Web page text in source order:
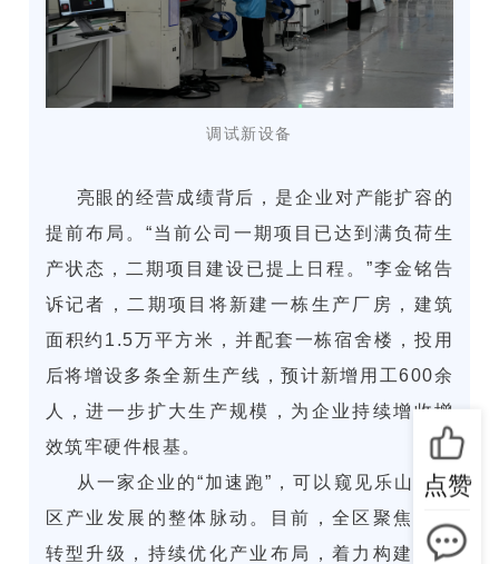
调试新设备
亮眼的经营成绩背后，是企业对产能扩容的
提前布局。“当前公司一期项目已达到满负荷生
产状态，二期项目建设已提上日程。”李金铭告
诉记者，二期项目将新建一栋生产厂房，建筑
面积约1.5万平方米，并配套一栋宿舍楼，投用
后将增设多条全新生产线，预计新增用工600余
人，进一步扩大生产规模，为企业持续增收增
效筑牢硬件根基。
从一家企业的“加速跑”，可以窥见乐山高新
区产业发展的整体脉动。目前，全区聚焦产业
转型升级，持续优化产业布局，着力构建起以
点赞